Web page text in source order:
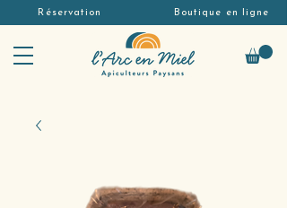
Réservation Boutique en ligne